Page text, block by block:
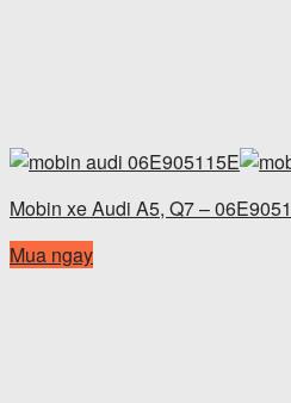
Mobin xe Audi A5, Q7 –
Mua ngay